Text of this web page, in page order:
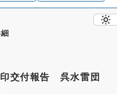
交付報告 呉水雷団